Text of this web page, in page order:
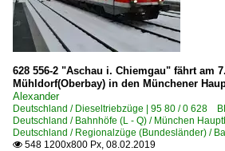
628 556-2 "Aschau i. Chiemgau" fährt am
Mühldorf(Oberbay) in den Münchener
Alexander
Deutschland / Dieseltriebzüge | 95 80 / 0 628
Deutschland / Bahnhöfe (L - Q) / München
Deutschland / Regionalzüge (Bundesländer) /
 548 1200x800 Px, 08.02.2019